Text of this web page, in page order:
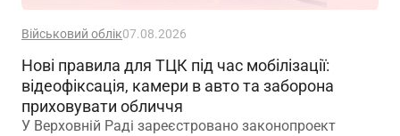
Військовий облік07.08.2026
Нові правила для ТЦК під час мобілізації:
відеофіксація, камери в авто та заборона
приховувати обличчя
У Верховній Раді зареєстровано законопроект